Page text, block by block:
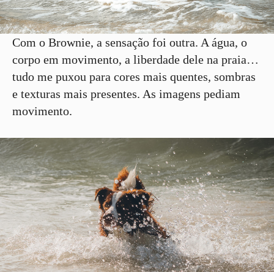
Com o Brownie, a sensação foi outra. A água, o
corpo em movimento, a liberdade dele na praia…
tudo me puxou para cores mais quentes, sombras
e texturas mais presentes. As imagens pediam
movimento.